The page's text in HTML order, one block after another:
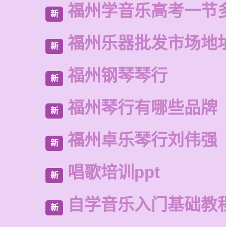
新 福州学音乐高考一节
新 福州乐器批发市场地
新 福州钢琴琴行
新 福州琴行有哪些品牌
新 福州卓乐琴行刘伟强
新 唱歌培训ppt
新 自学音乐入门基础教